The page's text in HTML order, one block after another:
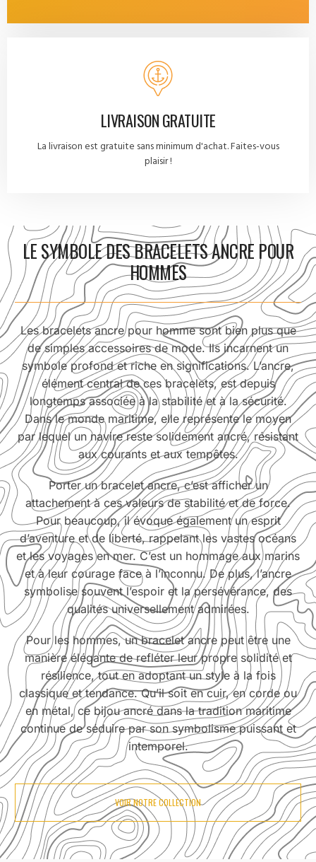
LIVRAISON GRATUITE
La livraison est gratuite sans minimum d'achat. Faites-vous
plaisir !
LE SYMBOLE DES BRACELETS ANCRE POUR
HOMMES
Les bracelets ancre pour homme sont bien plus que
de simples accessoires de mode. Ils incarnent un
symbole profond et riche en significations. L’ancre,
élément central de ces bracelets, est depuis
longtemps associée à la stabilité et à la sécurité.
Dans le monde maritime, elle représente le moyen
par lequel un navire reste solidement ancré, résistant
aux courants et aux tempêtes.
Porter un bracelet ancre, c’est afficher un
attachement à ces valeurs de stabilité et de force.
Pour beaucoup, il évoque également un esprit
d’aventure et de liberté, rappelant les vastes océans
et les voyages en mer. C’est un hommage aux marins
et à leur courage face à l’inconnu. De plus, l’ancre
symbolise souvent l’espoir et la persévérance, des
qualités universellement admirées.
Pour les hommes, un bracelet ancre peut être une
manière élégante de refléter leur propre solidité et
résilience, tout en adoptant un style à la fois
classique et tendance. Qu’il soit en cuir, en corde ou
en métal, ce bijou ancré dans la tradition maritime
continue de séduire par son symbolisme puissant et
intemporel.
VOIR NOTRE COLLECTION